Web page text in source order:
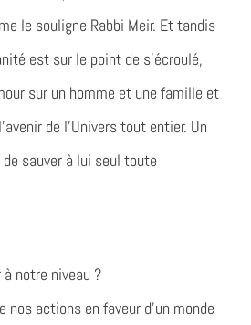
le souligne Rabbi Meir. Et tandis
est sur le point de s’écroulé,
sur un homme et une famille et
de l’Univers tout entier. Un
sauver à lui seul toute
notre niveau ?
nos actions en faveur d’un monde